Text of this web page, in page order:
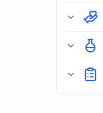
expand_more
expand_more
expand_more